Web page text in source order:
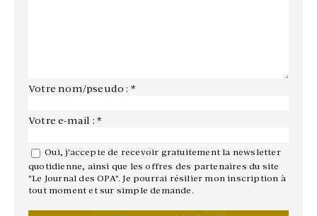
Votre nom/pseudo : *
Votre e-mail : *
Oui, j'accepte de recevoir gratuitement la newsletter
quotidienne, ainsi que les offres des partenaires du site
"Le Journal des OPA". Je pourrai résilier mon inscription à
tout moment et sur simple demande.